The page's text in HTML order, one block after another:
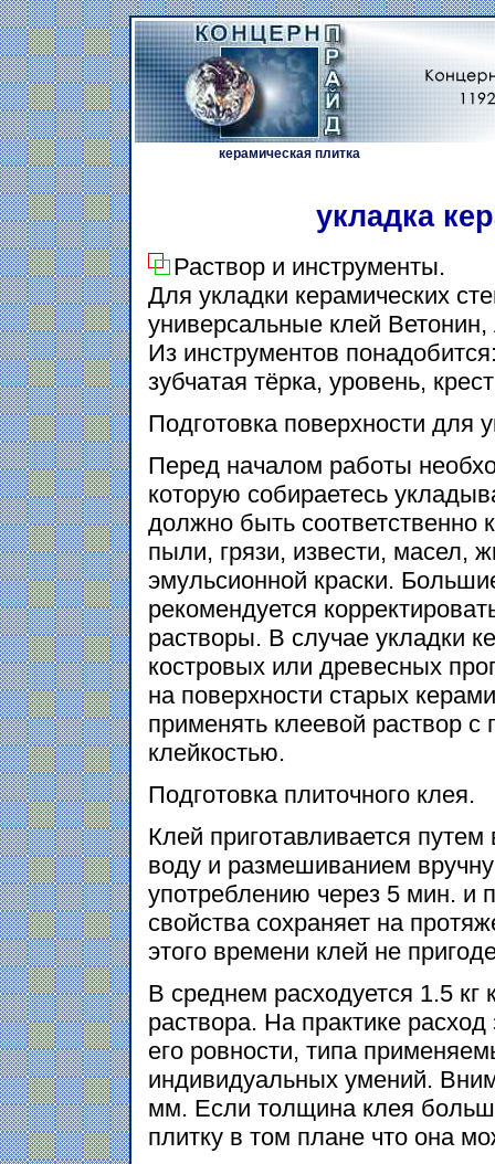
керамическая плитка
укладка
Раствор и инструменты.
Для укладки керамических
универсальные клей
Из инструментов
зубчатая тёрка, уровень,
Подготовка поверхности для
Перед началом работы
которую собираетесь
должно быть
пыли, грязи, извести, масел,
эмульсионной краски.
рекомендуется
растворы. В случае укладки
костровых или древесных
на поверхности старых
применять клеевой раствор
клейкостью.
Подготовка плиточного клея.
Клей приготавливается
воду и размешиванием
употреблению через 5 мин. и
свойства сохраняет на
этого времени клей не
В среднем расходуется 1.5
раствора. На практике
его ровности, типа
индивидуальных умений.
мм. Если толщина клея
плитку в том плане что она